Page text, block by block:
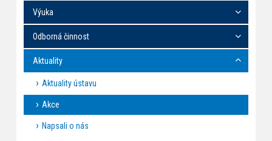
Výuka
Odborná činnost
Aktuality
Aktuality ústavu
Akce
Napsali o nás